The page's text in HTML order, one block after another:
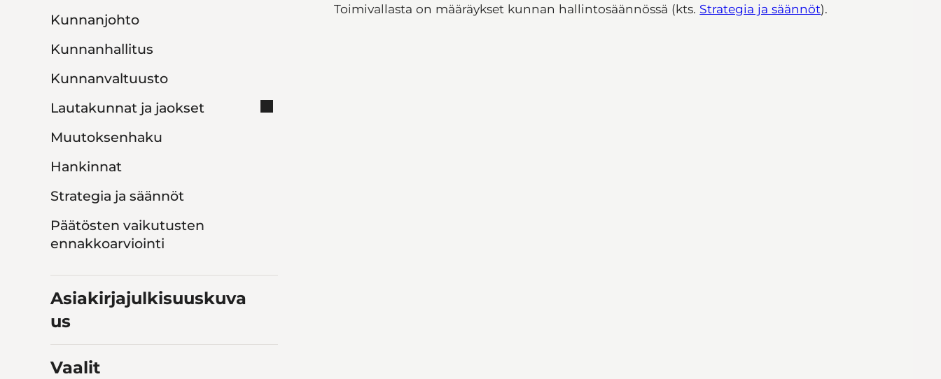
Kunnanjohto
Kunnanhallitus
Kunnanvaltuusto
Lautakunnat ja jaokset
Muutoksenhaku
Hankinnat
Strategia ja säännöt
Päätösten vaikutusten
ennakkoarviointi
Asiakirjajulkisuuskuva
us
Vaalit
Toimivallasta on määräykset kunnan hallintosäännössä (kts. Strategia ja säännöt).